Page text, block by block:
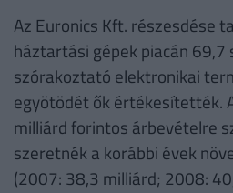
Az Euronics Kft. részesdése
háztartási gépek piacán 69,7
szórakoztató elektronikai
egyötödét ők értékesítették.
milliárd forintos árbevételre
szeretnék a korábbi évek
(2007: 38,3 milliárd; 2008: